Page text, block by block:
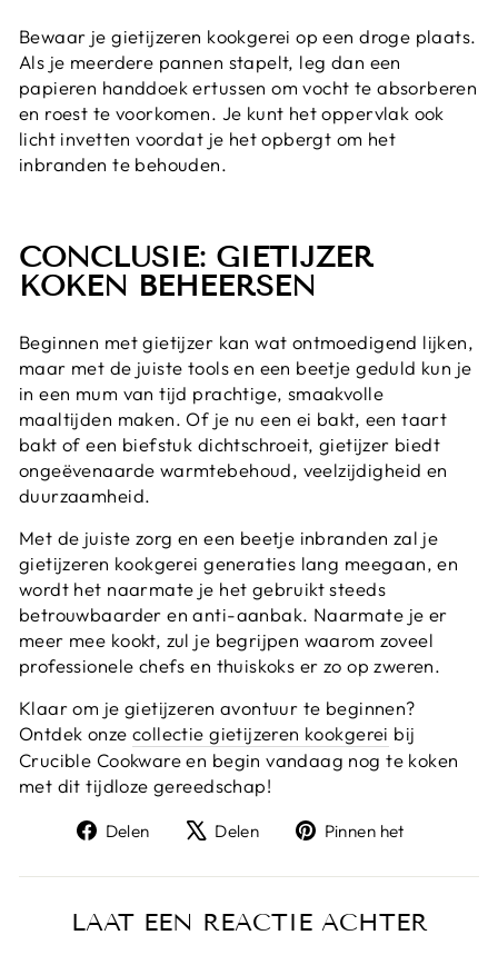
Bewaar je gietijzeren kookgerei op een droge plaats.
Als je meerdere pannen stapelt, leg dan een
papieren handdoek ertussen om vocht te absorberen
en roest te voorkomen. Je kunt het oppervlak ook
licht invetten voordat je het opbergt om het
inbranden te behouden.
CONCLUSIE: GIETIJZER
KOKEN BEHEERSEN
Beginnen met gietijzer kan wat ontmoedigend lijken,
maar met de juiste tools en een beetje geduld kun je
in een mum van tijd prachtige, smaakvolle
maaltijden maken. Of je nu een ei bakt, een taart
bakt of een biefstuk dichtschroeit, gietijzer biedt
ongeëvenaarde warmtebehoud, veelzijdigheid en
duurzaamheid.
Met de juiste zorg en een beetje inbranden zal je
gietijzeren kookgerei generaties lang meegaan, en
wordt het naarmate je het gebruikt steeds
betrouwbaarder en anti-aanbak. Naarmate je er
meer mee kookt, zul je begrijpen waarom zoveel
professionele chefs en thuiskoks er zo op zweren.
Klaar om je gietijzeren avontuur te beginnen?
Ontdek onze collectie gietijzeren kookgerei bij
Crucible Cookware en begin vandaag nog te koken
met dit tijdloze gereedschap!
Delen
Deel
Facebook
Delen
Tweet
X
Pinnen het
Pinterest
LAAT EEN REACTIE ACHTER